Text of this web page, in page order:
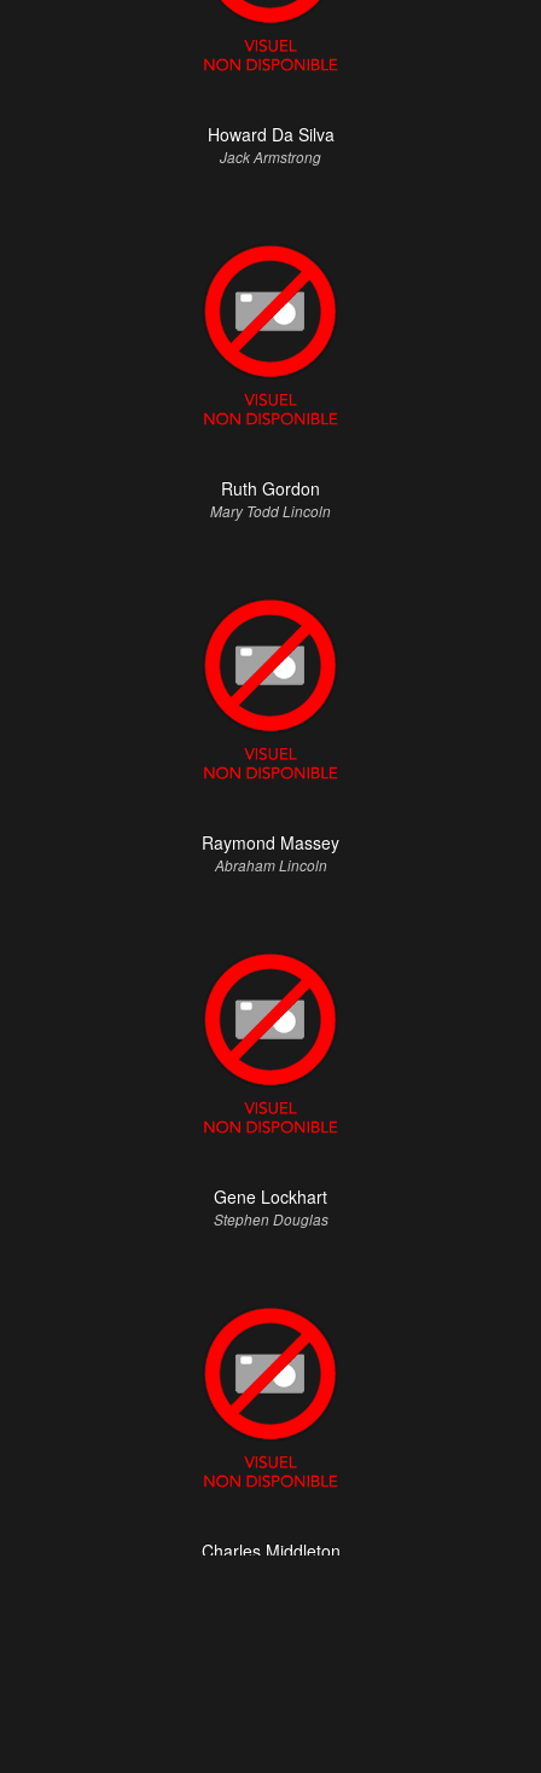
Howard Da Silva
Jack Armstrong
Ruth Gordon
Mary Todd Lincoln
Raymond Massey
Abraham Lincoln
Gene Lockhart
Stephen Douglas
Charles Middleton